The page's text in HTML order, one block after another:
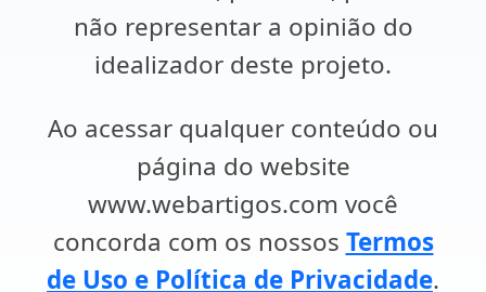
não representar a opinião do
idealizador deste projeto.
Ao acessar qualquer conteúdo ou
página do website
www.webartigos.com você
concorda com os nossos Termos
de Uso e Política de Privacidade.